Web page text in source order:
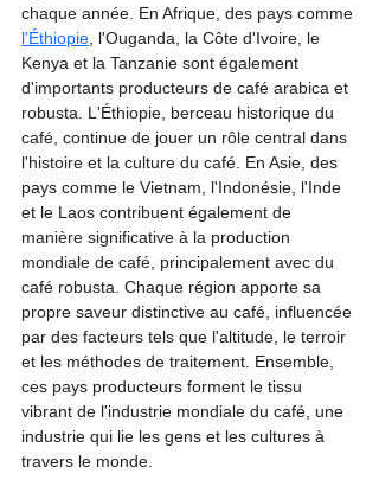
chaque année. En Afrique, des pays comme
l'Éthiopie, l'Ouganda, la Côte d'Ivoire, le
Kenya et la Tanzanie sont également
d'importants producteurs de café arabica et
robusta. L'Éthiopie, berceau historique du
café, continue de jouer un rôle central dans
l'histoire et la culture du café. En Asie, des
pays comme le Vietnam, l'Indonésie, l'Inde
et le Laos contribuent également de
manière significative à la production
mondiale de café, principalement avec du
café robusta. Chaque région apporte sa
propre saveur distinctive au café, influencée
par des facteurs tels que l'altitude, le terroir
et les méthodes de traitement. Ensemble,
ces pays producteurs forment le tissu
vibrant de l'industrie mondiale du café, une
industrie qui lie les gens et les cultures à
travers le monde.